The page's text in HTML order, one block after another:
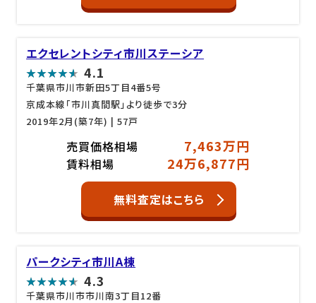
エクセレントシティ市川ステーシア
4.1
千葉県市川市新田5丁目4番5号
京成本線「市川真間駅」より徒歩で3分
2019年2月(築7年) | 57戸
売買価格相場 7,463万円
賃料相場 24万6,877円
無料査定はこちら
パークシティ市川A棟
4.3
千葉県市川市市川南3丁目12番